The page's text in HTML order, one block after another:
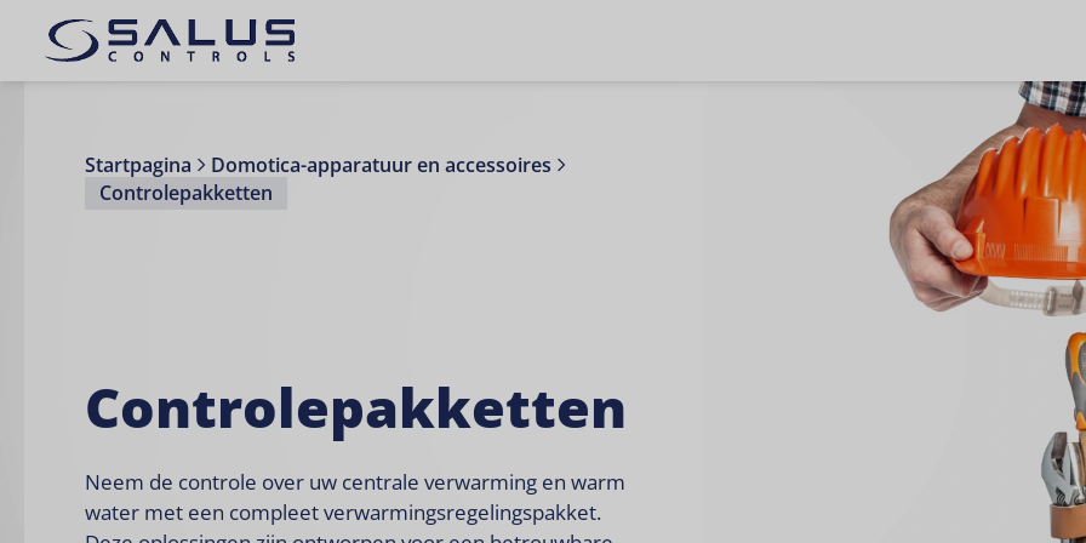
Startpagina
Domotica-apparatuur en accessoires
Controlepakketten
Controlepakketten
Neem de controle over uw centrale verwarming en warm
water met een compleet verwarmingsregelingspakket.